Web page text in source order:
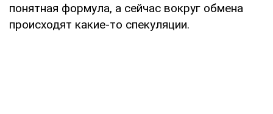
понятная формула, а сейчас вокруг обмена
происходят какие-то спекуляции.